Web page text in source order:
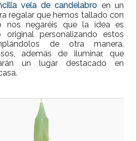
vela de candelabro en un
regalar que hemos tallado con
nos negaréis que la idea es
original personalizando estos
de otra manera.
además de iluminar, que
un lugar destacado en